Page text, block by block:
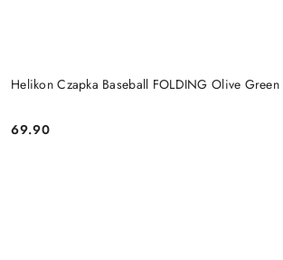
Helikon Czapka Baseball FOLDING Olive Green
Cena:
69.90